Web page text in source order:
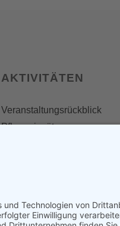
AKTIVITÄTEN
Veranstaltungsrückblick
Pflegeeinsätze